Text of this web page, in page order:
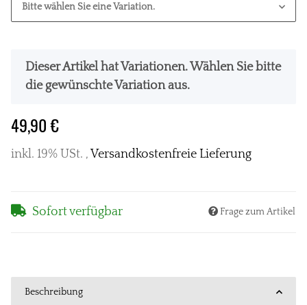
Bitte wählen Sie eine Variation.
x
Dieser Artikel hat Variationen. Wählen Sie bitte
die gewünschte Variation aus.
49,90 €
inkl. 19% USt. ,Versandkostenfreie Lieferung
Sofort verfügbar Frage zum Artikel
Beschreibung